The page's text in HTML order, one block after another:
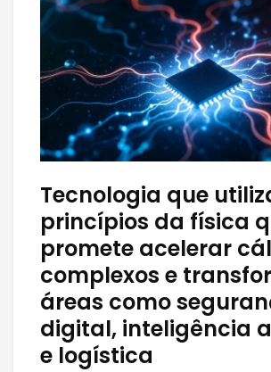
Tecnologia que
princípios da física
promete acelerar
complexos e
áreas como
digital, inteligência
e logística